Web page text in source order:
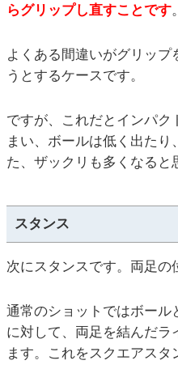
らグリップし直すことです。
よくある間違いがグリップ
うとするケースです。
ですが、これだとインパク
まい、ボールは低く出たり
た、ザックリも多くなると
スタンス
次にスタンスです。両足の
通常のショットではボール
に対して、両足を結んだラ
ます。これをスクエアスタ